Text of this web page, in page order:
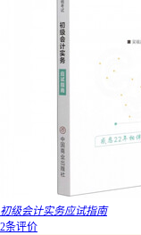
初级会计实务应试指南
2条评价